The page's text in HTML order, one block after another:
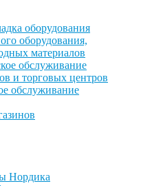
оборудования
оборудования,
материалов
обслуживание
и торговых центров
обслуживание
Нордика